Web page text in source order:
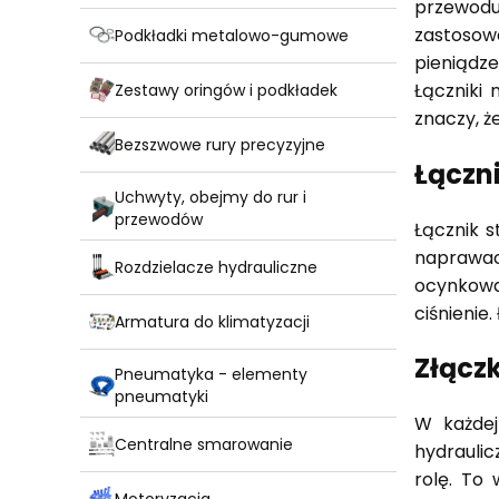
Podkładki metalowo-gumowe
Zestawy oringów i podkładek
Bezszwowe rury precyzyjne
Uchwyty, obejmy do rur i
przewodów
Rozdzielacze hydrauliczne
Armatura do klimatyzacji
Pneumatyka - elementy
pneumatyki
Centralne smarowanie
Łączniki
znaczy,
Łącznik
W
rolę. To